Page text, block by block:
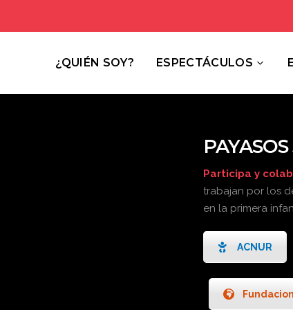
¿QUIÉN SOY? ESPECTÁCULOS
Participa y
trabajan por los
en la primera
ACNUR